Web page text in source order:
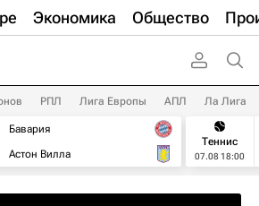
Экономика Общество
РПЛ Лига Европы АПЛ Ла Лига
Бавария
Астон Вилла
Теннис
07.08 18:00